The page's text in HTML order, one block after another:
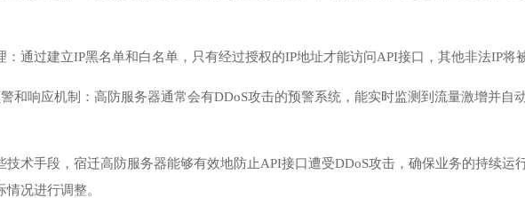
：通过建立IP黑名单和白名单，只有经过授权的IP地址才能访问API接口，其他非法IP将
和响应机制：高防服务器通常会有DDoS攻击的预警系统，能实时监测到流量激增并自
技术手段，宿迁高防服务器能够有效地防止API接口遭受DDoS攻击，确保业务的持续运
况进行调整。